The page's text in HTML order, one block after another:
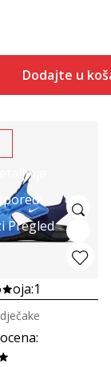
Dodajte u
Uporedi
Pregled
1
: